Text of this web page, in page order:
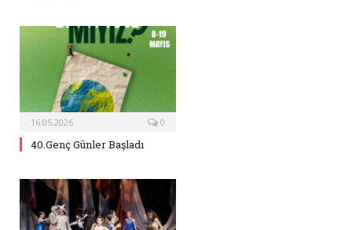
16.05.2026 0
40.Genç Günler Başladı